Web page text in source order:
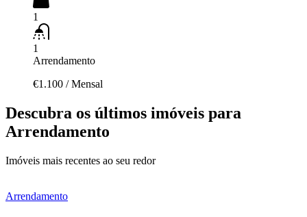
1
1
Arrendamento
€1.100 / Mensal
Descubra os últimos imóveis para
Arrendamento
Imóveis mais recentes ao seu redor
Arrendamento